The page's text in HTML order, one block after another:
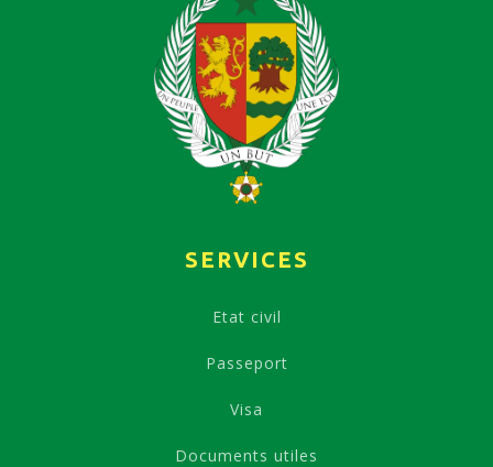
SERVICES
Etat civil
Passeport
Visa
Documents utiles